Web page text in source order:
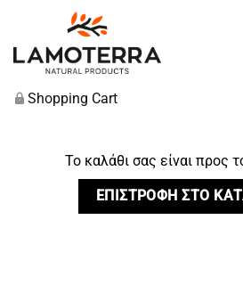
Shopping Cart
Το καλάθι σας είναι προς
ΕΠΙΣΤΡΟΦΉ ΣΤΟ